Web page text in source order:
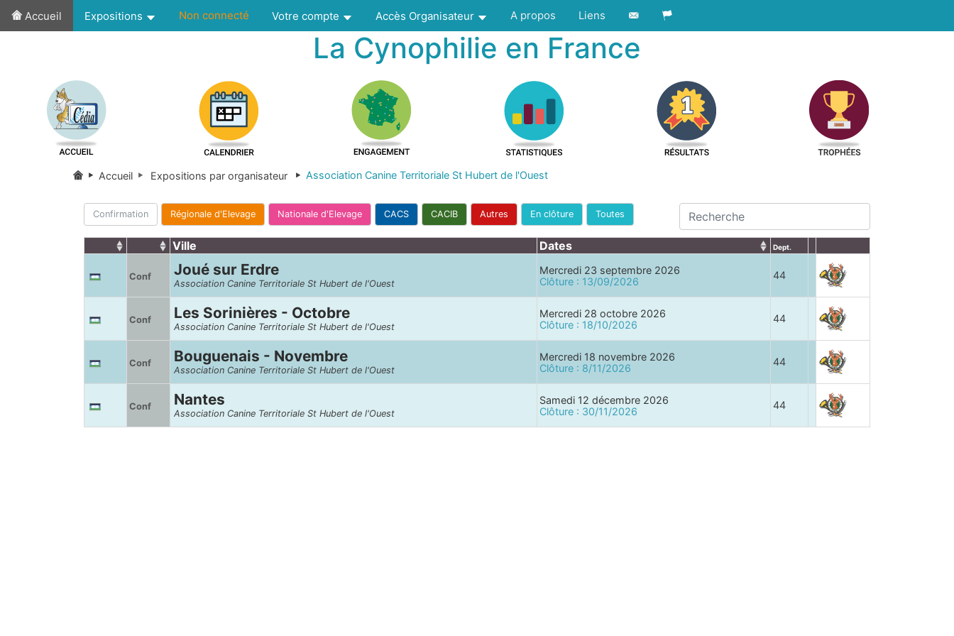
Accueil Expositions Non connecté Votre compte Accès Organisateur A propos Liens
La Cynophilie en France
Accueil Expositions par organisateur Association Canine Territoriale St Hubert de l'Ouest
Confirmation Régionale d'Elevage Nationale d'Elevage CACS CACIB Autres En clôture Toutes
Ville Dates Dept.
Conf Joué sur Erdre
Association Canine Territoriale St Hubert de l'Ouest
Mercredi 23 septembre 2026
Clôture : 13/09/2026
44
Conf Les Sorinières - Octobre
Association Canine Territoriale St Hubert de l'Ouest
Mercredi 28 octobre 2026
Clôture : 18/10/2026
44
Conf Bouguenais - Novembre
Association Canine Territoriale St Hubert de l'Ouest
Mercredi 18 novembre 2026
Clôture : 8/11/2026
44
Conf Nantes
Association Canine Territoriale St Hubert de l'Ouest
Samedi 12 décembre 2026
Clôture : 30/11/2026
44